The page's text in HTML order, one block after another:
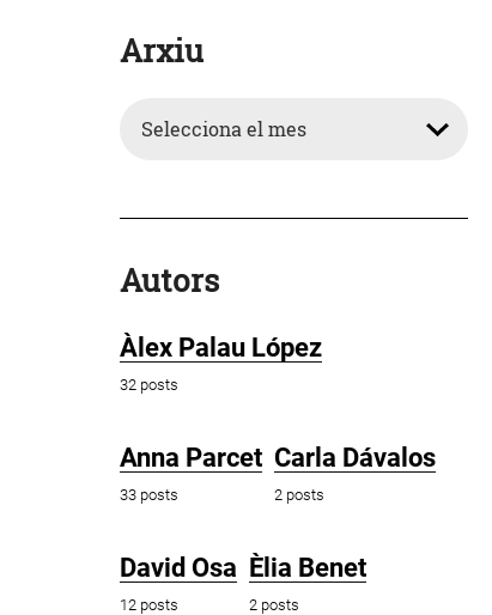
Arxiu
Autors
Àlex Palau López
32 posts
Anna Parcet
33 posts
Carla Dávalos
2 posts
David Osa
12 posts
Èlia Benet
2 posts